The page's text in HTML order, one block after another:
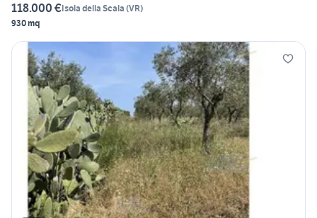
118.000 €Isola della Scala (VR)
930 mq